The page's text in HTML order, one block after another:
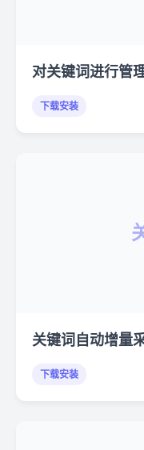
对关键词进行管
下载安装
关键词自动增量
下载安装